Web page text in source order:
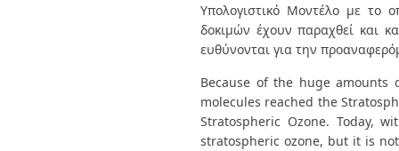
Υπολογιστικό Μοντέλο με το
δοκιμών έχουν παραχθεί και
ευθύνονται για την
Because of the huge
molecules reached the
Stratospheric Ozone. Today,
stratospheric ozone, but it is